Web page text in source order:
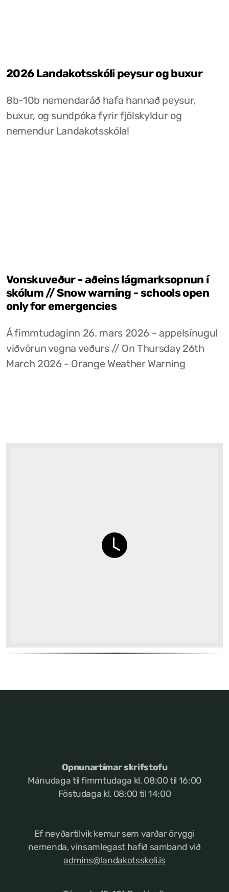
2026 Landakotsskóli peysur og buxur
8b-10b nemendaráð hafa hannað peysur,
buxur, og sundpóka fyrir fjölskyldur og
nemendur Landakotsskóla!
Vonskuveður - aðeins lágmarksopnun í
skólum // Snow warning - schools open
only for emergencies
Á fimmtudaginn 26. mars 2026 - appelsínugul
viðvörun vegna veðurs // On Thursday 26th
March 2026 - Orange Weather Warning
Opnunartímar skrifstofu
Mánudaga til fimmtudaga kl. 08:00 til 16:00
Föstudaga kl. 08:00 til 14:00
Ef neyðartilvik kemur sem varðar öryggi
nemenda, vinsamlegast hafið samband við
admins@landakotsskoli.is